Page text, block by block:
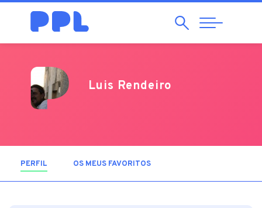
Pesquisar
Abrir
Navegação
Luis Rendeiro
PERFIL (SEPARADOR ATIVO)
OS MEUS FAVORITOS